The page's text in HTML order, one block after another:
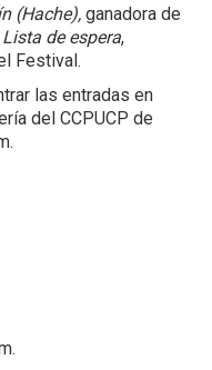
(Hache), ganadora de
Lista de espera,
Festival.
las entradas en
del CCPUCP de